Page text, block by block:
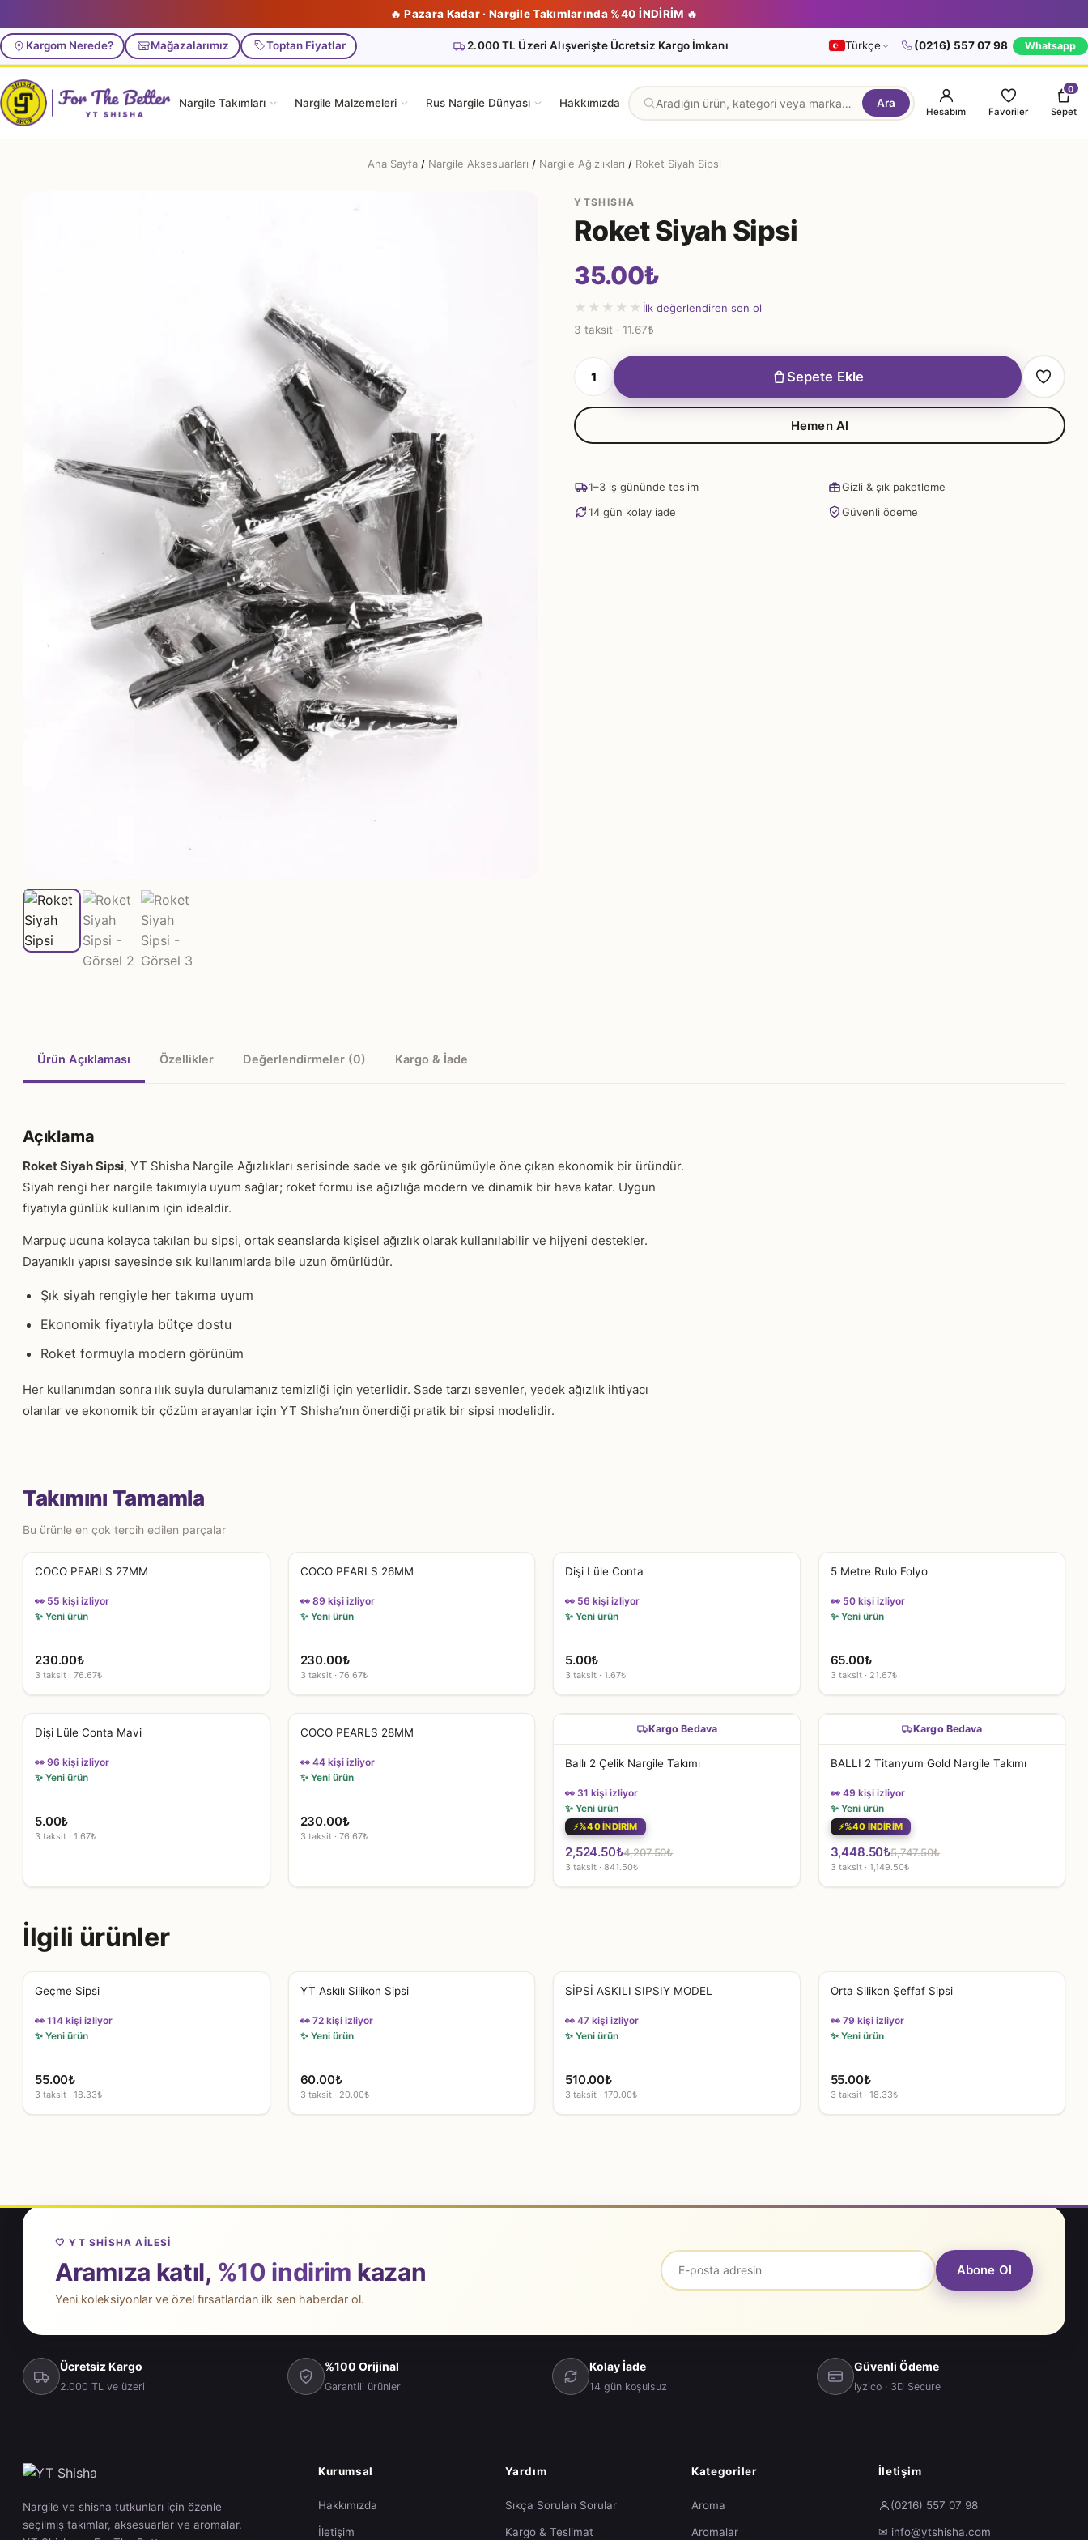
🔥 Pazara Kadar · Nargile Takımlarında %40 İNDİRİM 🔥
Kargom Nerede? Mağazalarımız Toptan Fiyatlar 2.000 TL Üzeri Alışverişte Ücretsiz Kargo İmkanı Türkçe (0216) 557 07 98 Whatsapp
Nargile Takımları Nargile Malzemeleri Rus Nargile Dünyası Hakkımızda Ara
Hesabım Favoriler
0
Sepet
Ana Sayfa / Nargile Aksesuarları / Nargile Ağızlıkları /Roket Siyah Sipsi
YTSHISHA
Roket Siyah Sipsi
35.00₺
★★★★★ İlk değerlendiren sen ol
3 taksit · 11.67₺
Roket
Siyah
Sipsi
adet
Sepete Ekle
Hemen Al
1–3 iş gününde teslim
Gizli & şık paketleme
14 gün kolay iade
Güvenli ödeme
Ürün Açıklaması Özellikler Değerlendirmeler (0) Kargo & İade
Açıklama
Roket Siyah Sipsi, YT Shisha Nargile Ağızlıkları serisinde sade ve şık görünümüyle öne çıkan ekonomik bir üründür.
Siyah rengi her nargile takımıyla uyum sağlar; roket formu ise ağızlığa modern ve dinamik bir hava katar. Uygun
fiyatıyla günlük kullanım için idealdir.
Marpuç ucuna kolayca takılan bu sipsi, ortak seanslarda kişisel ağızlık olarak kullanılabilir ve hijyeni destekler.
Dayanıklı yapısı sayesinde sık kullanımlarda bile uzun ömürlüdür.
Şık siyah rengiyle her takıma uyum
Ekonomik fiyatıyla bütçe dostu
Roket formuyla modern görünüm
Her kullanımdan sonra ılık suyla durulamanız temizliği için yeterlidir. Sade tarzı sevenler, yedek ağızlık ihtiyacı
olanlar ve ekonomik bir çözüm arayanlar için YT Shisha’nın önerdiği pratik bir sipsi modelidir.
Takımını Tamamla
Bu ürünle en çok tercih edilen parçalar
COCO PEARLS 27MM
👀 55 kişi izliyor
✨ Yeni ürün
230.00₺
3 taksit · 76.67₺
COCO PEARLS 26MM
👀 89 kişi izliyor
✨ Yeni ürün
230.00₺
3 taksit · 76.67₺
Dişi Lüle Conta
👀 56 kişi izliyor
✨ Yeni ürün
5.00₺
3 taksit · 1.67₺
5 Metre Rulo Folyo
👀 50 kişi izliyor
✨ Yeni ürün
65.00₺
3 taksit · 21.67₺
Dişi Lüle Conta Mavi
👀 96 kişi izliyor
✨ Yeni ürün
5.00₺
3 taksit · 1.67₺
COCO PEARLS 28MM
👀 44 kişi izliyor
✨ Yeni ürün
230.00₺
3 taksit · 76.67₺
Kargo Bedava
Ballı 2 Çelik Nargile Takımı
👀 31 kişi izliyor
✨ Yeni ürün
%40 İNDİRİM
4,207.50₺
Orijinal
fiyat:
4,207.50₺.
2,524.50₺
Şu
andaki
fiyat:
3 taksit · 841.50₺
Kargo Bedava
BALLI 2 Titanyum Gold Nargile Takımı
👀 49 kişi izliyor
✨ Yeni ürün
%40 İNDİRİM
5,747.50₺
Orijinal
fiyat:
5,747.50₺.
3,448.50₺
Şu
andaki
fiyat:
3 taksit · 1,149.50₺
İlgili ürünler
Geçme Sipsi
👀 114 kişi izliyor
✨ Yeni ürün
55.00₺
3 taksit · 18.33₺
YT Askılı Silikon Sipsi
👀 72 kişi izliyor
✨ Yeni ürün
60.00₺
3 taksit · 20.00₺
SİPSİ ASKILI SIPSIY MODEL
👀 47 kişi izliyor
✨ Yeni ürün
510.00₺
3 taksit · 170.00₺
Orta Silikon Şeffaf Sipsi
👀 79 kişi izliyor
✨ Yeni ürün
55.00₺
3 taksit · 18.33₺
🤍 YT SHISHA AILESI
Aramıza katıl, %10 indirim kazan
Yeni koleksiyonlar ve özel fırsatlardan ilk sen haberdar ol.
Abone Ol
Ücretsiz Kargo
2.000 TL ve üzeri
%100 Orijinal
Garantili ürünler
Kolay İade
14 gün koşulsuz
Güvenli Ödeme
iyzico · 3D Secure
Nargile ve shisha tutkunları için özenle
seçilmiş takımlar, aksesuarlar ve aromalar.
Kurumsal
Hakkımızda
İletişim
Yardım
Sıkça Sorulan Sorular
Kargo & Teslimat
Kategoriler
Aroma
Aromalar
İletişim
(0216) 557 07 98
✉ info@ytshisha.com